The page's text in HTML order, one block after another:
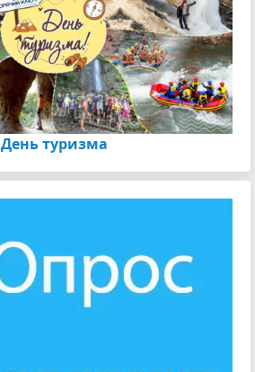
День туризма